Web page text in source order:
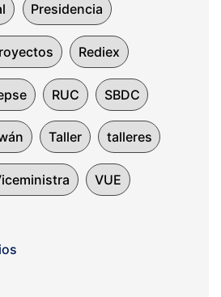
Presidencia
Rediex
RUC SBDC
Taller talleres
VUE